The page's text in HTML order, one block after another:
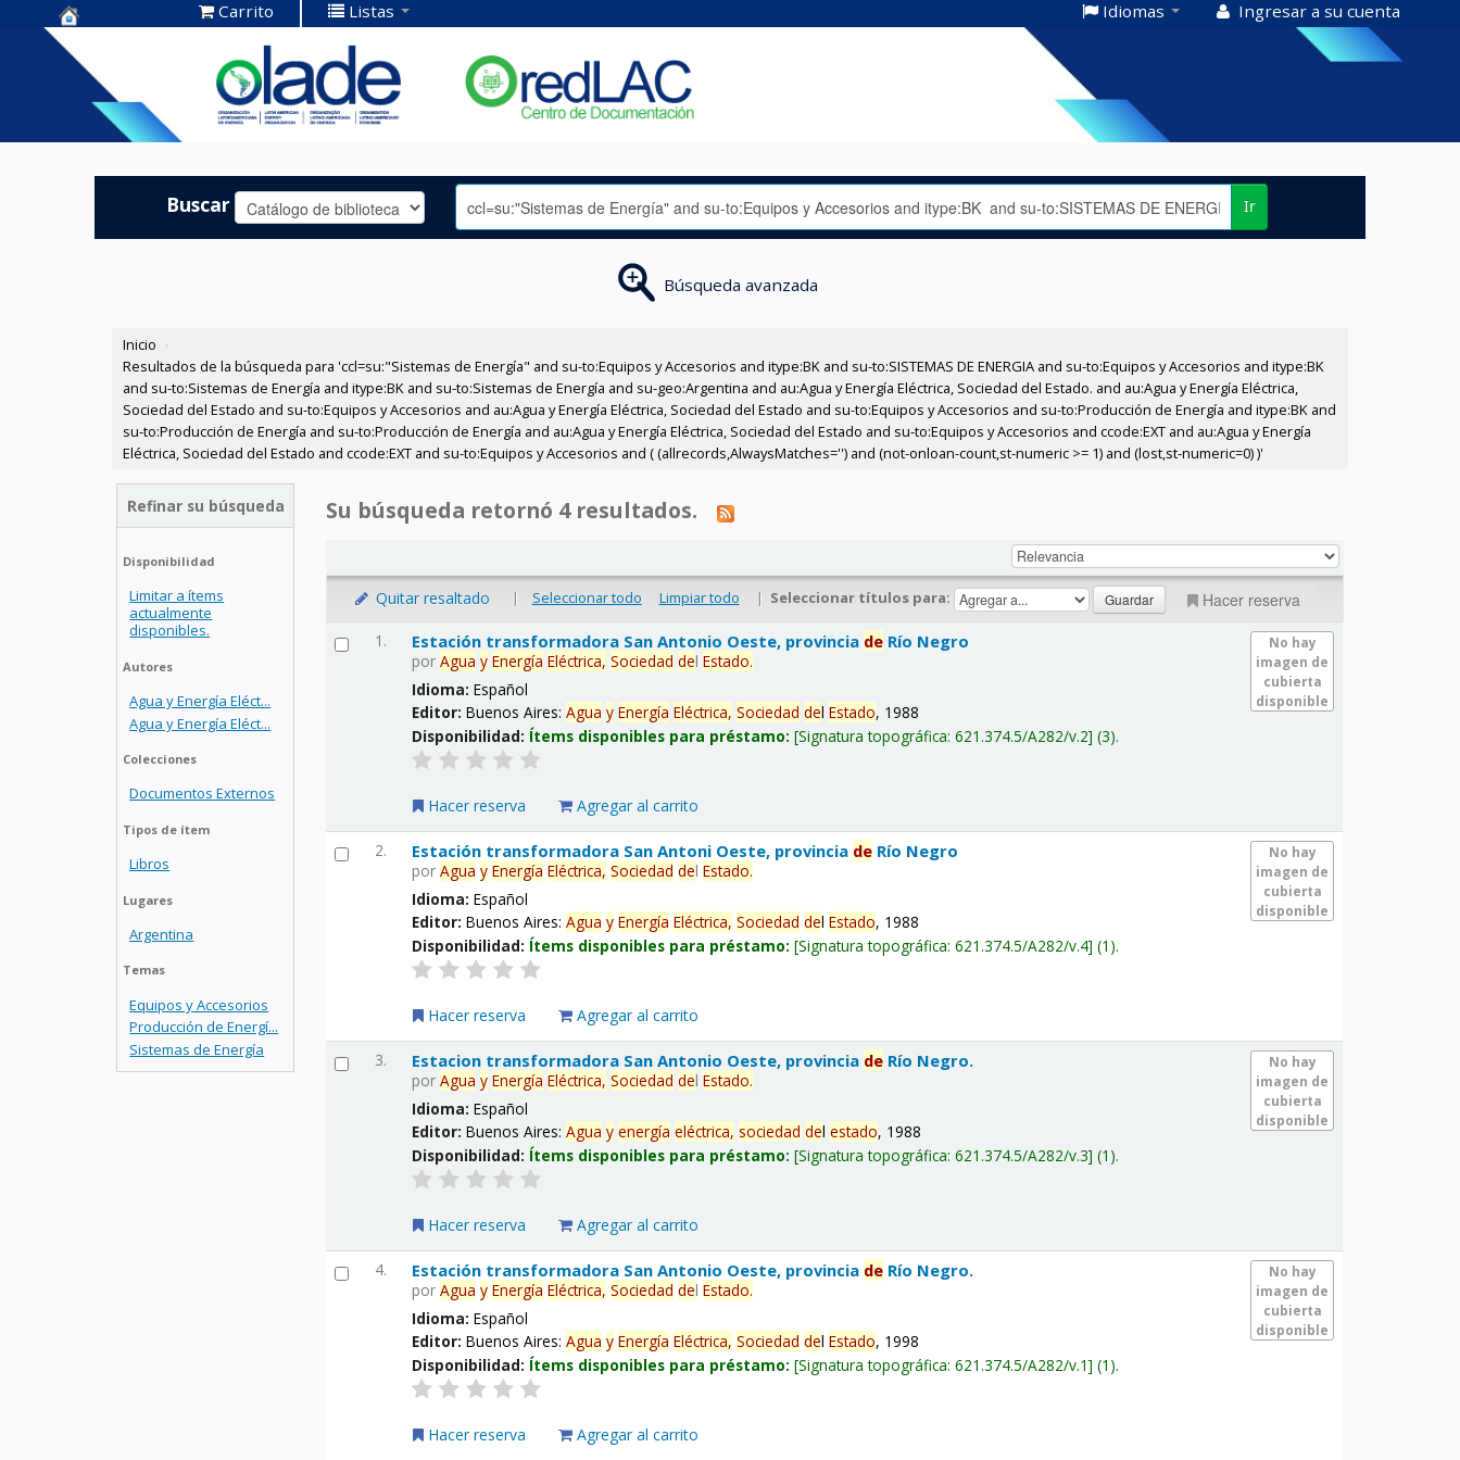
Centro de
Documentación
OLADE -
Carrito Listas Idiomas Ingresar a su cuenta
Buscar Ir
Búsqueda avanzada
Inicio ›
Resultados de la búsqueda para 'ccl=su:"Sistemas de Energía" and su-to:Equipos y Accesorios and itype:BK and su-to:SISTEMAS DE ENERGIA and su-to:Equipos y Accesorios and itype:BK
and su-to:Sistemas de Energía and itype:BK and su-to:Sistemas de Energía and su-geo:Argentina and au:Agua y Energía Eléctrica, Sociedad del Estado. and au:Agua y Energía Eléctrica,
Sociedad del Estado and su-to:Equipos y Accesorios and au:Agua y Energía Eléctrica, Sociedad del Estado and su-to:Equipos y Accesorios and su-to:Producción de Energía and itype:BK and
su-to:Producción de Energía and su-to:Producción de Energía and au:Agua y Energía Eléctrica, Sociedad del Estado and su-to:Equipos y Accesorios and ccode:EXT and au:Agua y Energía
Eléctrica, Sociedad del Estado and ccode:EXT and su-to:Equipos y Accesorios and ( (allrecords,AlwaysMatches='') and (not-onloan-count,st-numeric >= 1) and (lost,st-numeric=0) )'
Refinar su búsqueda
Disponibilidad
Limitar a ítems
actualmente
disponibles.
Autores
Agua y Energía Eléct...
Agua y Energía Eléct...
Colecciones
Documentos Externos
Tipos de ítem
Libros
Lugares
Argentina
Temas
Equipos y Accesorios
Producción de Energí...
Sistemas de Energía
Su búsqueda retornó 4 resultados.
Quitar resaltado | Seleccionar todo Limpiar todo | Seleccionar títulos para: Hacer reserva
1.
No hay
imagen de
cubierta
disponible
Estación transformadora San Antonio Oeste, provincia de Río Negro
porAgua y Energía Eléctrica, Sociedad delEstado.
Idioma:Español
Editor:Buenos Aires:Agua y Energía Eléctrica, Sociedad delEstado, 1988
Disponibilidad: Ítems disponibles para préstamo: Signatura topográfica:621.374.5/A282/v.2 (3).
Hacer reserva Agregar al carrito
2.
No hay
imagen de
cubierta
disponible
Estación transformadora San Antoni Oeste, provincia de Río Negro
porAgua y Energía Eléctrica, Sociedad delEstado.
Idioma:Español
Editor:Buenos Aires:Agua y Energía Eléctrica, Sociedad delEstado, 1988
Disponibilidad: Ítems disponibles para préstamo: Signatura topográfica:621.374.5/A282/v.4 (1).
Hacer reserva Agregar al carrito
3.
No hay
imagen de
cubierta
disponible
Estacion transformadora San Antonio Oeste, provincia de Río Negro.
porAgua y Energía Eléctrica, Sociedad delEstado.
Idioma:Español
Editor:Buenos Aires:Agua y energía eléctrica, sociedad delestado, 1988
Disponibilidad: Ítems disponibles para préstamo: Signatura topográfica:621.374.5/A282/v.3 (1).
Hacer reserva Agregar al carrito
4.
No hay
imagen de
cubierta
disponible
Estación transformadora San Antonio Oeste, provincia de Río Negro.
porAgua y Energía Eléctrica, Sociedad delEstado.
Idioma:Español
Editor:Buenos Aires:Agua y Energía Eléctrica, Sociedad delEstado, 1998
Disponibilidad: Ítems disponibles para préstamo: Signatura topográfica:621.374.5/A282/v.1 (1).
Hacer reserva Agregar al carrito